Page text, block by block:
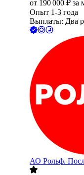
от 190 000 ₽ за
Опыт 1-3 года
Выплаты: Два
АО Рольф.